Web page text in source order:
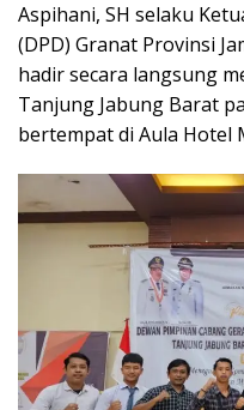
Aspihani, SH selaku
(DPD) Granat Provinsi
hadir secara langsung
Tanjung Jabung Barat
bertempat di Aula Hotel